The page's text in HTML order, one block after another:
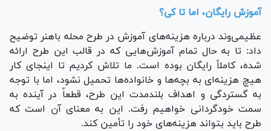
آموزش رایگان، اما تا کی؟
عظیمی‌وند درباره هزینه‌های آموزش در طرح محله باهنر توضیح
داد: تا به حال تمام آموزش‌هایی که در قالب این طرح ارائه
شده، کاملاً رایگان بوده است. ما تلاش کردیم تا اینجای کار
هیچ هزینه‌ای به بچه‌ها و خانواده‌ها تحمیل نشود، اما با توجه
به گستردگی و اهداف بلندمدت این طرح، قطعاً در آینده به
سمت خودگردانی خواهیم رفت. این به معنای آن است که
طرح باید بتواند هزینه‌های خود را تأمین کند.